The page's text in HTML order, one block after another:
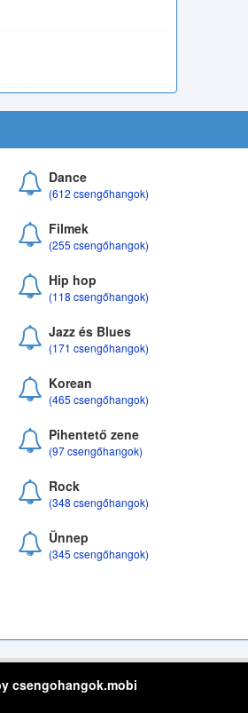
Dance
(612 csengőhangok)
Filmek
(255 csengőhangok)
Hip hop
(118 csengőhangok)
Jazz és Blues
(171 csengőhangok)
Korean
(465 csengőhangok)
Pihentető zene
(97 csengőhangok)
Rock
(348 csengőhangok)
Ünnep
(345 csengőhangok)
csengohangok.mobi